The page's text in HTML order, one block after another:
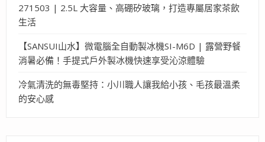
271503 | 2.5L 大容量、高硼矽玻璃，打造專屬居家茶飲
生活
【SANSUI山水】微電腦全自動製冰機SI-M6D | 露營野餐
消暑必備！手提式戶外製冰機快速享受沁涼體驗
冷氣清洗的無毒堅持：小川職人讓我給小孩、毛孩最溫柔
的安心感